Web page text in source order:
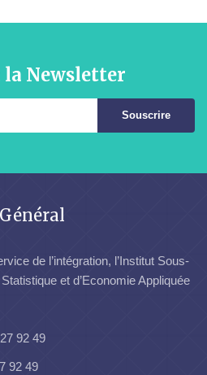
la Newsletter
Souscrire
de l’intégration, l’Institut Sous-
et d’Economie Appliquée
92 49
92 49